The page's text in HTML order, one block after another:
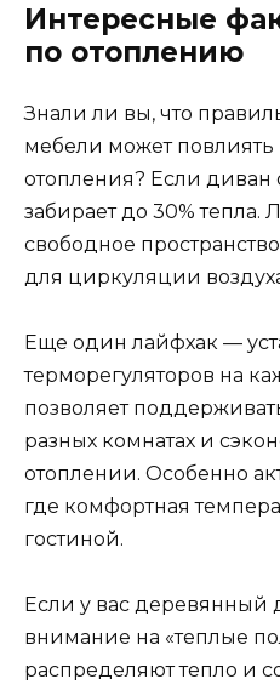
Интересные
по отоплению
Знали ли вы, что
мебели может повлиять
отопления? Если диван
забирает до 30% тепла.
свободное
для циркуляции
Еще один лайфхак —
терморегуляторов на
позволяет
разных комнатах и
отоплении. Особенно
где комфортная
гостиной.
Если у вас деревянный
внимание на «теплые
распределяют тепло и